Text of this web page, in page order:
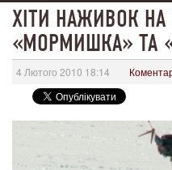
ХІТИ НАЖИВОК
«МОРМИШКА» ТА
4 Лютого 2010 18:14